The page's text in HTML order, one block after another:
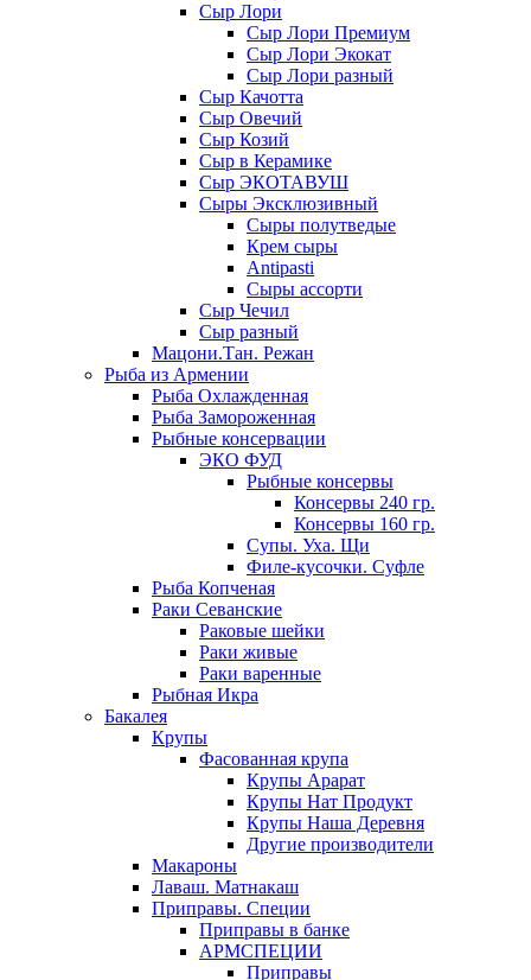
Сыр Лори
Сыр Лори Премиум
Сыр Лори Экокат
Сыр Лори разный
Сыр Качотта
Сыр Овечий
Сыр Козий
Сыр в Керамике
Сыр ЭКОТАВУШ
Сыры Эксклюзивный
Сыры полутведые
Крем сыры
Antipasti
Сыры ассорти
Сыр Чечил
Сыр разный
Мацони.Тан. Режан
Рыба из Армении
Рыба Охлажденная
Рыба Замороженная
Рыбные консервации
ЭКО ФУД
Рыбные консервы
Консервы 240 гр.
Консервы 160 гр.
Супы. Уха. Щи
Филе-кусочки. Суфле
Рыба Копченая
Раки Севанские
Раковые шейки
Раки живые
Раки варенные
Рыбная Икра
Бакалея
Крупы
Фасованная крупа
Крупы Арарат
Крупы Нат Продукт
Крупы Наша Деревня
Другие производители
Макароны
Лаваш. Матнакаш
Приправы. Специи
Приправы в банке
АРМСПЕЦИИ
Приправы